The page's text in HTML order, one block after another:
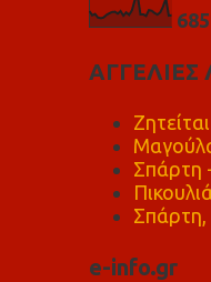
685
Σπάρτη
Σπάρτη,
e-info.gr